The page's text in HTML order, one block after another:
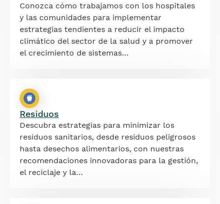
Conozca cómo trabajamos con los hospitales
y las comunidades para implementar
estrategias tendientes a reducir el impacto
climático del sector de la salud y a promover
el crecimiento de sistemas…
Residuos
Descubra estrategias para minimizar los
residuos sanitarios, desde residuos peligrosos
hasta desechos alimentarios, con nuestras
recomendaciones innovadoras para la gestión,
el reciclaje y la…